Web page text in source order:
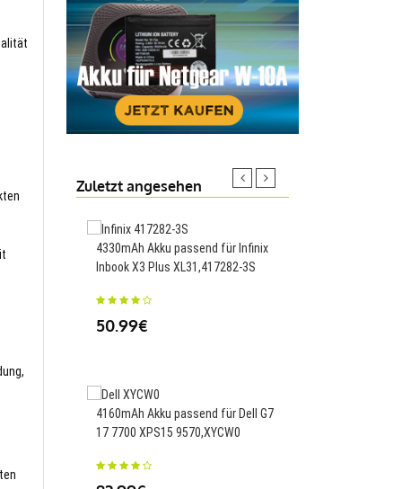
Zuletzt angesehen
4330mAh Akku passend für Infinix
Inbook X3 Plus XL31,417282-3S
50.99€
4160mAh Akku passend für Dell G7
17 7700 XPS15 9570,XYCW0